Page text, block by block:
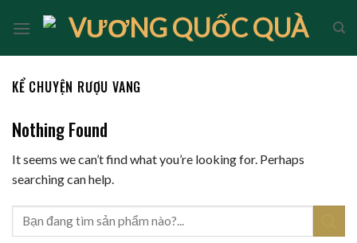
KỂ CHUYỆN RƯỢU VANG
Nothing Found
It seems we can’t find what you’re looking for. Perhaps
searching can help.